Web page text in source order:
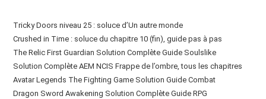
Tricky Doors niveau 25 : soluce d’Un autre monde
Crushed in Time : soluce du chapitre 10 (fin), guide pas à pas
The Relic First Guardian Solution Complète Guide Soulslike
Solution Complète AEM NCIS Frappe de l’ombre, tous les chapitres
Avatar Legends The Fighting Game Solution Guide Combat
Dragon Sword Awakening Solution Complète Guide RPG